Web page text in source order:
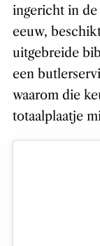
ingericht in de
eeuw,
uitgebreide
een
waarom die
totaalplaatje